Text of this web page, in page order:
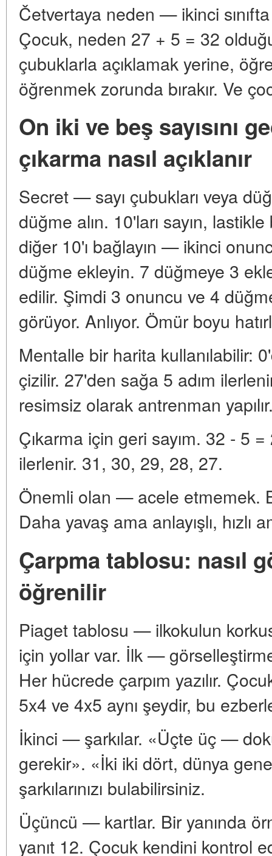
Četvertaya neden — ikinci
Çocuk, neden 27 + 5 = 32
çubuklarla açıklamak yerine,
öğrenmek zorunda bırakır. Ve
On iki ve beş sayısını
çıkarma nasıl açıklanır
Secret — sayı çubukları veya
düğme alın. 10'ları sayın,
diğer 10'ı bağlayın — ikinci
düğme ekleyin. 7 düğmeye 3
edilir. Şimdi 3 onuncu ve 4
görüyor. Anlıyor. Ömür boyu
Mentalle bir harita kullanılabilir:
çizilir. 27'den sağa 5 adım
resimsiz olarak antrenman
Çıkarma için geri sayım. 32 - 5
ilerlenir. 31, 30, 29, 28, 27.
Önemli olan — acele etmemek.
Daha yavaş ama anlayışlı, hızlı
Çarpma tablosu: nasıl
öğrenilir
Piaget tablosu — ilkokulun
için yollar var. İlk —
Her hücrede çarpım yazılır.
5x4 ve 4x5 aynı şeydir, bu
İkinci — şarkılar. «Üçte üç —
gerekir». «İki iki dört, dünya
şarkılarınızı bulabilirsiniz.
Üçüncü — kartlar. Bir yanında
yanıt 12. Çocuk kendini kontrol